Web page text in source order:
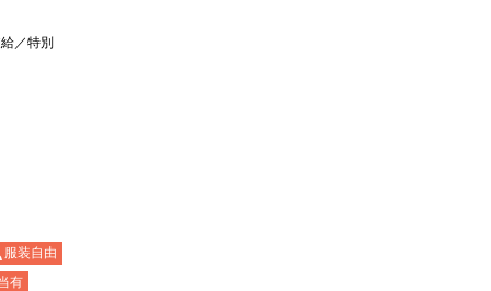
／特別
服装自由
有